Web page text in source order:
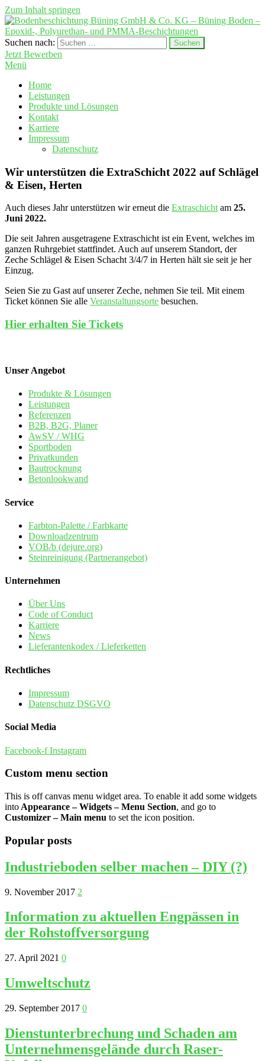
Zum Inhalt springen
Bodenbeschichtung Büning GmbH & Co. KG – Büning Boden –
Epoxid-, Polyurethan- und PMMA-Beschichtungen
Fußbodentechnik
Suchen nach:
Jetzt Bewerben
Menü
Home
Leistungen
Produkte und Lösungen
Kontakt
Karriere
Impressum
Datenschutz
Wir unterstützen die ExtraSchicht 2022 auf Schlägel
& Eisen, Herten
Auch dieses Jahr unterstützen wir erneut die Extraschichtam 25.
Juni 2022.
Die seit Jahren ausgetragene Extraschicht ist ein Event, welches im
ganzen Ruhrgebiet stattfindet. Auch auf unserem Standort, der
Zeche Schlägel & Eisen Schacht 3/4/7 in Herten hält sie seit je her
Einzug.
Seien Sie zu Gast auf unserer Zeche, nehmen Sie teil. Mit einem
Ticket können Sie alle Veranstaltungsorte besuchen.
Hier erhalten Sie Tickets
Unser Angebot
Produkte & Lösungen
Leistungen
Referenzen
B2B, B2G, Planer
AwSV / WHG
Sportboden
Privatkunden
Bautrocknung
Betonlookwand
Service
Farbton-Palette / Farbkarte
Downloadzentrum
VOB/b (dejure.org)
Steinreinigung (Partnerangebot)
Unternehmen
Über Uns
Code of Conduct
Karriere
News
Lieferantenkodex / Lieferketten
Rechtliches
Impressum
Datenschutz DSGVO
Social Media
Facebook-f Instagram
Custom menu section
This is off canvas menu widget area. To enable it add some widgets
into Appearance – Widgets – Menu Section, and go to
Customizer – Main menu to set the icon position.
Popular posts
Industrieboden selber machen – DIY (?)
9. November 2017 2
Information zu aktuellen Engpässen in
der Rohstoffversorgung
27. April 2021 0
Umweltschutz
29. September 2017 0
Dienstunterbrechung und Schaden am
Unternehmensgelände durch Raser-